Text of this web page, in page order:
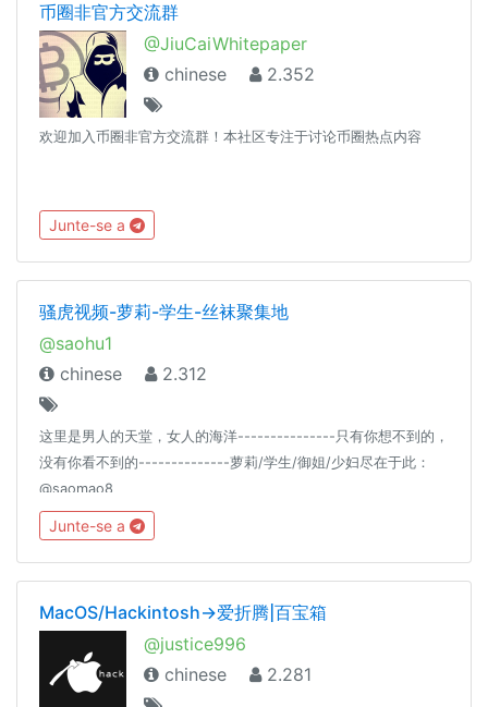
币圈非官方交流群
@JiuCaiWhitepaper
chinese
2.352
欢迎加入币圈非官方交流群！本社区专注于讨论币圈热点内容
Junte-se a
骚虎视频-萝莉-学生-丝袜聚集地
@saohu1
chinese
2.312
这里是男人的天堂，女人的海洋---------------只有你想不到的，
没有你看不到的--------------萝莉/学生/御姐/少妇尽在于此：
@saomao8
Junte-se a
MacOS/Hackintosh→爱折腾|百宝箱
@justice996
chinese
2.281